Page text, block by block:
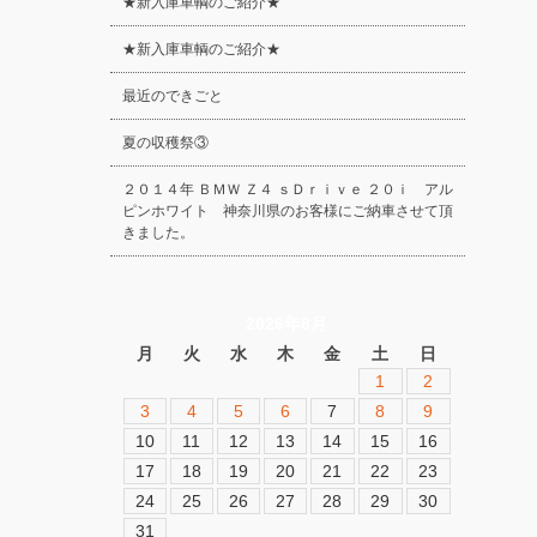
★新入庫車輌のご紹介★
最近のできごと
夏の収穫祭③
２０１４年 ＢＭＷ Ｚ４ ｓＤｒｉｖｅ ２０ｉ アル
ピンホワイト 神奈川県のお客様にご納車させて頂
きました。
月
火 水 木 金 土
日
1
2
3
4 5 6 7 8
9
10
11 12 13 14 15
16
17
18 19 20 21 22
23
24
25 26 27 28 29
30
31